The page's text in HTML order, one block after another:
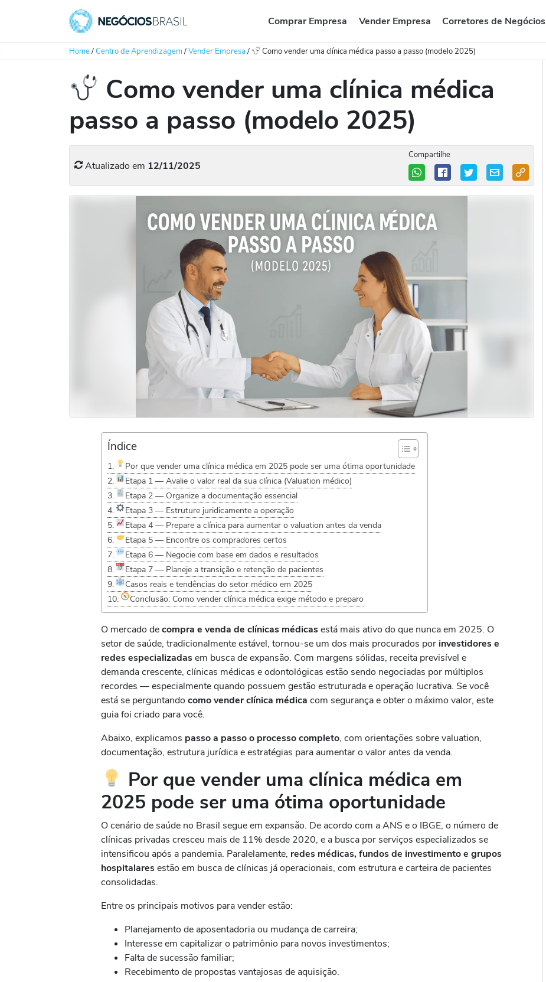
Comprar Empresa Vender Empresa Corretores de Negócios
Home/Centro de Aprendizagem/Vender Empresa/ Como vender uma clínica médica passo a passo (modelo 2025)
Como vender uma clínica médica
passo a passo (modelo 2025)
Atualizado em 12/11/2025
Compartilhe
Índice
Por que vender uma clínica médica em 2025 pode ser uma ótima oportunidade
Etapa 1 — Avalie o valor real da sua clínica (Valuation médico)
Etapa 2 — Organize a documentação essencial
Etapa 3 — Estruture juridicamente a operação
Etapa 4 — Prepare a clínica para aumentar o valuation antes da venda
Etapa 5 — Encontre os compradores certos
Etapa 6 — Negocie com base em dados e resultados
Etapa 7 — Planeje a transição e retenção de pacientes
Casos reais e tendências do setor médico em 2025
Conclusão: Como vender clínica médica exige método e preparo
O mercado decompra e venda de clínicas médicasestá mais ativo do que nunca em 2025. O
setor de saúde, tradicionalmente estável, tornou-se um dos mais procurados por investidores e
redes especializadasem busca de expansão. Com margens sólidas, receita previsível e
demanda crescente, clínicas médicas e odontológicas estão sendo negociadas por múltiplos
recordes — especialmente quando possuem gestão estruturada e operação lucrativa. Se você
está se perguntandocomo vender clínica médica com segurança e obter o máximo valor, este
guia foi criado para você.
Abaixo, explicamos passo a passo o processo completo, com orientações sobre valuation,
documentação, estrutura jurídica e estratégias para aumentar o valor antes da venda.
Por que vender uma clínica médica em
2025 pode ser uma ótima oportunidade
O cenário de saúde no Brasil segue em expansão. De acordo com a ANS e o IBGE, o número de
clínicas privadas cresceu mais de 11% desde 2020, e a busca por serviços especializados se
intensificou após a pandemia. Paralelamente, redes médicas, fundos de investimento e grupos
hospitalaresestão em busca de clínicas já operacionais, com estrutura e carteira de pacientes
consolidadas.
Entre os principais motivos para vender estão:
Planejamento de aposentadoria ou mudança de carreira;
Interesse em capitalizar o patrimônio para novos investimentos;
Falta de sucessão familiar;
Recebimento de propostas vantajosas de aquisição.